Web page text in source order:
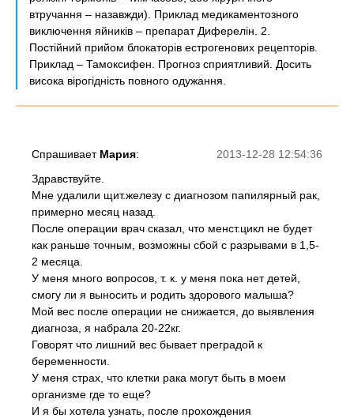
втручання – назавжди). Приклад медикаментозного
виключення яйників – препарат Диферелін. 2.
Постійний прийом блокаторів естрогенових рецепторів.
Приклад – Тамоксифен. Прогноз сприятливий. Досить
висока вірогідність повного одужання.
2013-12-28 12:54:36
Спрашивает Мария:
Здравствуйте.
Мне удалили щит.железу с диагнозом папилярный рак,
примерно месяц назад.
После операции врач сказал, что менст.цикл не будет
как раньше точным, возможны сбой с разрывами в 1,5-
2 месяца.
У меня много вопросов, т. к. у меня пока нет детей,
смогу ли я выносить и родить здорового малыша?
Мой вес после операции не снижается, до выявления
диагноза, я набрала 20-22кг.
Говорят что лишний вес бывает преградой к
беременности.
У меня страх, что клетки рака могут быть в моем
организме где то еще?
И я бы хотела узнать, после прохождения